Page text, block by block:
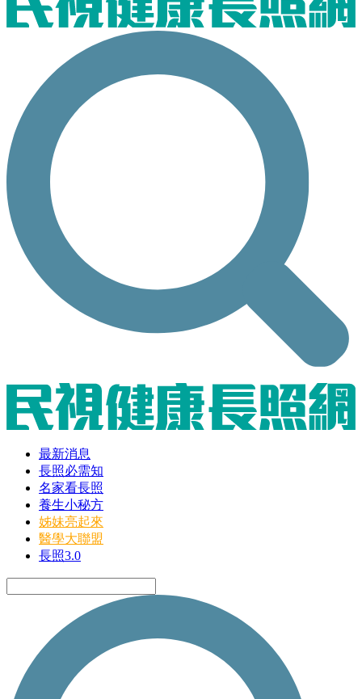
最新消息
長照必需知
名家看長照
養生小秘方
姊妹亮起來
醫學大聯盟
長照3.0